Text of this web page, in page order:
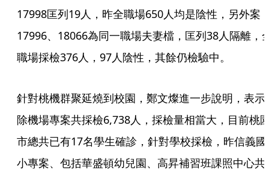
17998匡列19人，昨全職場650人均是陰性，另外案
17996、18066為同一職場夫妻檔，匡列38人隔離，
職場採檢376人，97人陰性，其餘仍檢驗中。
針對桃機群聚延燒到校園，鄭文燦進一步說明，表示
除機場專案共採檢6,738人，採檢量相當大，目前桃
市總共已有17名學生確診，針對學校採檢，昨信義國
小專案、包括華盛頓幼兒園、高昇補習班課照中心共